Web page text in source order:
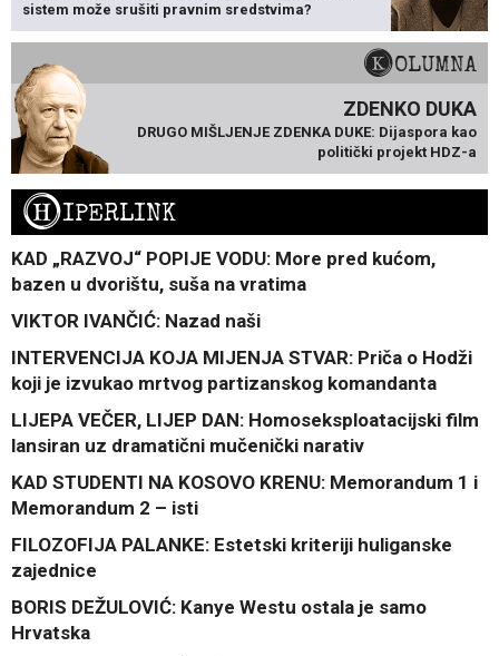
sistem može srušiti pravnim sredstvima?
KOLUMNA
ZDENKO DUKA
DRUGO MIŠLJENJE ZDENKA DUKE: Dijaspora kao
politički projekt HDZ-a
HIPERLINK
KAD „RAZVOJ“ POPIJE VODU: More pred kućom,
bazen u dvorištu, suša na vratima
VIKTOR IVANČIĆ: Nazad naši
INTERVENCIJA KOJA MIJENJA STVAR: Priča o Hodži
koji je izvukao mrtvog partizanskog komandanta
LIJEPA VEČER, LIJEP DAN: Homoseksploatacijski film
lansiran uz dramatični mučenički narativ
KAD STUDENTI NA KOSOVO KRENU: Memorandum 1 i
Memorandum 2 – isti
FILOZOFIJA PALANKE: Estetski kriteriji huliganske
zajednice
BORIS DEŽULOVIĆ: Kanye Westu ostala je samo
Hrvatska